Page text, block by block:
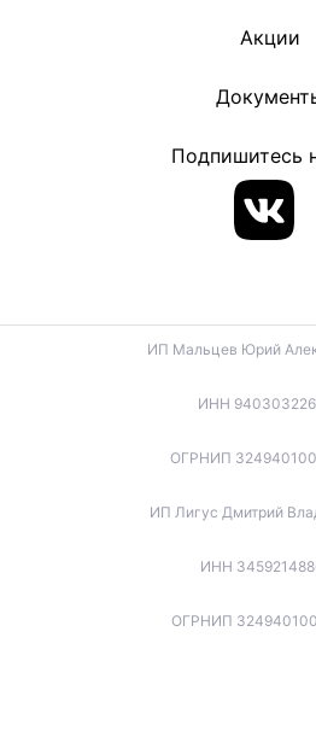
Акции
Подпишитесь
ИП Мальцев Юрий
ИНН
ОГРНИП
ИП Лигус Дмитрий
ИНН
ОГРНИП